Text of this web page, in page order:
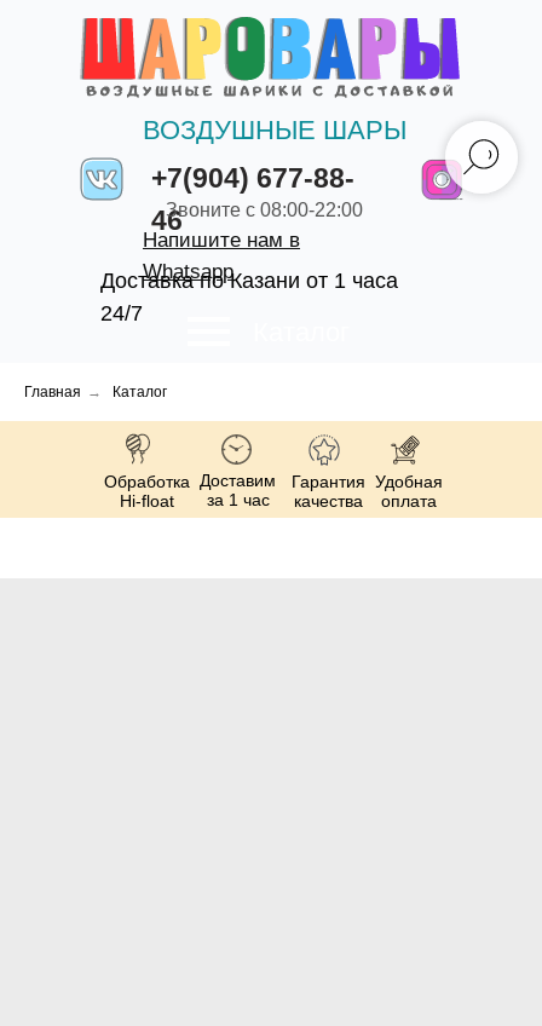
+7(904) 677-88-
46
ВОЗДУШНЫЕ ШАРЫ
Доставка по Казани от 1 часа
24/7
Звоните с 08:00-22:00
Напишите нам в
Whatsapp
Главная → Каталог
Обработка
Hi-float
Доставим
за 1 час
Гарантия
качества
Удобная
оплата